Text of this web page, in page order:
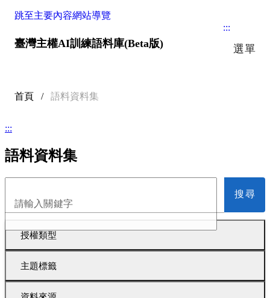
跳至主要內容網站導覽
臺灣主權AI訓練語料庫(Beta版)
:::
選單
首頁 / 語料資料集
:::
語料資料集
請輸入關鍵字
搜尋
授權類型
主題標籤